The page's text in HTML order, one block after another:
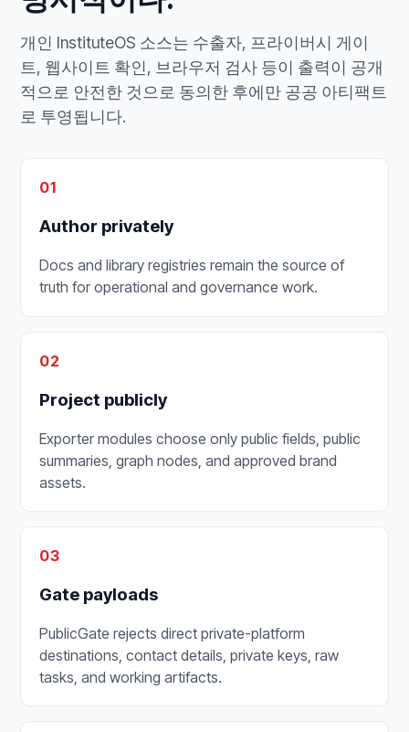
개인 InstituteOS 소스는 수출자, 프라이버시 게이
트, 웹사이트 확인, 브라우저 검사 등이 출력이 공개
적으로 안전한 것으로 동의한 후에만 공공 아티팩트
로 투영됩니다.
01
Author privately
Docs and library registries remain the source of
truth for operational and governance work.
02
Project publicly
Exporter modules choose only public fields, public
summaries, graph nodes, and approved brand
assets.
03
Gate payloads
PublicGate rejects direct private-platform
destinations, contact details, private keys, raw
tasks, and working artifacts.